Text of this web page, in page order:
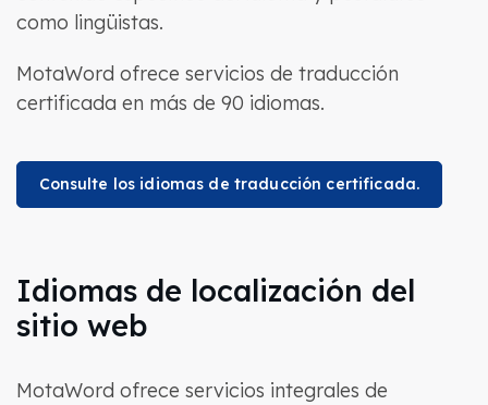
como lingüistas.
MotaWord ofrece servicios de traducción
certificada en más de 90 idiomas.
Consulte los idiomas de traducción certificada.
Idiomas de localización del
sitio web
MotaWord ofrece servicios integrales de